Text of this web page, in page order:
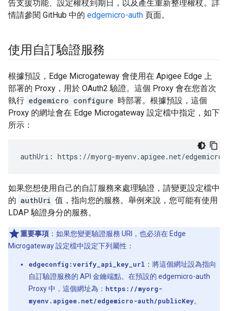
告支援功能、設定權杖到期日，以及產生重新整理權杖。詳
情請參閱 GitHub 中的 edgemicro-auth 頁面。
使用自訂驗證服務
根據預設，Edge Microgateway 會使用在 Apigee Edge 上
部署的 Proxy，用於 OAuth2 驗證。這個 Proxy 會在您首次
執行 edgemicro configure 時部署。根據預設，這個
Proxy 的網址會在 Edge Microgateway 設定檔中指定，如下
所示：
authUri: https://myorg-myenv.apigee.net/edgemicro-
如果您想使用自己的自訂服務來處理驗證，請變更設定檔中
的 authUri 值，指向您的服務。舉例來說，您可能有使用
LDAP 驗證身分的服務。
重要事項 ：如果您變更驗證服務 URI，也必須在 Edge
Microgateway 設定檔中設定下列屬性：
edgeconfig:verify_api_key_url ：將這個網址設為指向
自訂驗證服務的 API 金鑰端點。在預設的 edgemicro-auth
Proxy 中，這個網址為： https://myorg-
myenv.apigee.net/edgemicro-auth/publicKey。